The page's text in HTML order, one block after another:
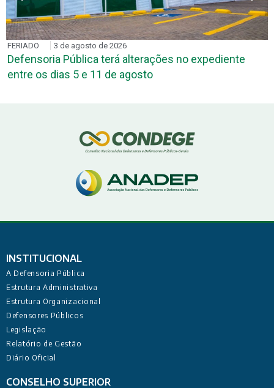
FERIADO 3 de agosto de 2026
Defensoria Pública terá alterações no expediente
entre os dias 5 e 11 de agosto
INSTITUCIONAL
A Defensoria Pública
Estrutura Administrativa
Estrutura Organizacional
Defensores Públicos
Legislação
Relatório de Gestão
Diário Oficial
CONSELHO SUPERIOR